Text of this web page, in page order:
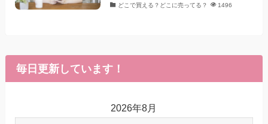
どこで買える？どこに売ってる？ 1496
毎日更新しています！
2026年8月